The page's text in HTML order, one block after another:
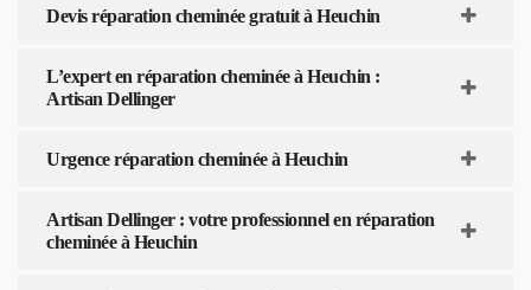
Devis réparation cheminée gratuit à Heuchin
L’expert en réparation cheminée à Heuchin :
Artisan Dellinger
Urgence réparation cheminée à Heuchin
Artisan Dellinger : votre professionnel en réparation
cheminée à Heuchin